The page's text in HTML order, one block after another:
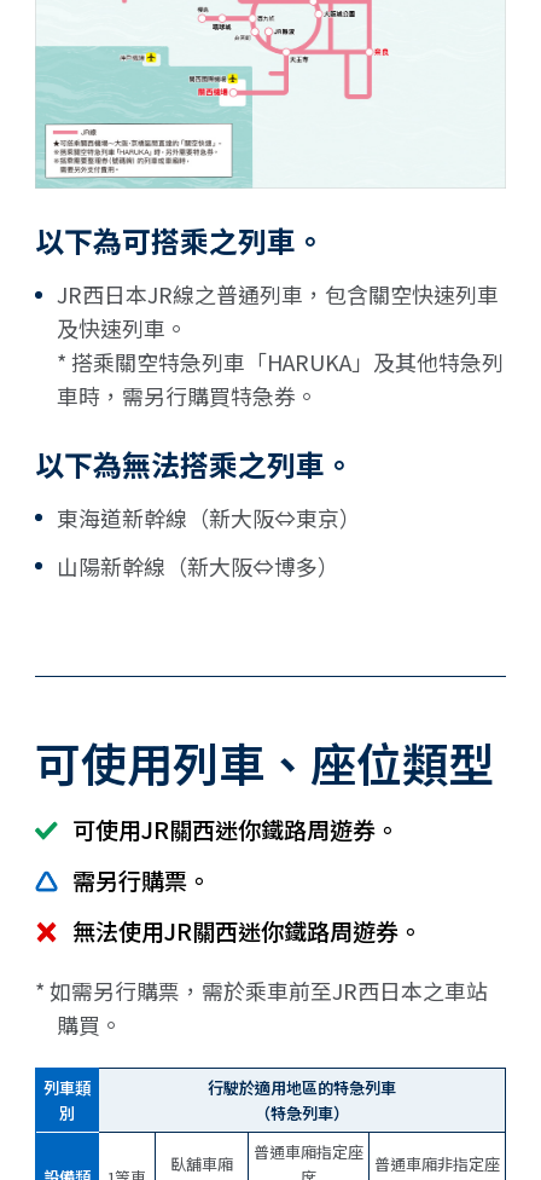
以下為可搭乘之列車。
JR西日本JR線之普通列車，包含關空快速列車
及快速列車。
* 搭乘關空特急列車「HARUKA」及其他特急列
車時，需另行購買特急券。
以下為無法搭乘之列車。
東海道新幹線（新大阪⇔東京）
山陽新幹線（新大阪⇔博多）
可使用列車、座位類型
可使用JR關西迷你鐵路周遊券。
需另行購票。
無法使用JR關西迷你鐵路周遊券。
* 如需另行購票，需於乘車前至JR西日本之車站
購買。
列車類
別
行駛於適用地區的特急列車
（特急列車）
臥舖車廂
普通車廂指定座
普通車廂非指定座